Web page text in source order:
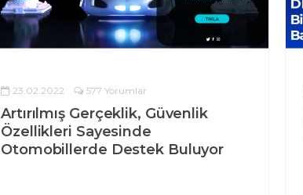
23.02.2022 577 Yorumlar
Artırılmış Gerçeklik, Güvenlik
Özellikleri Sayesinde
Otomobillerde Destek Buluyor